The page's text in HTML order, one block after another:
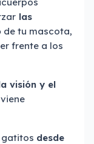
las
de tu mascota,
frente a los
visión y el
gatitos desde